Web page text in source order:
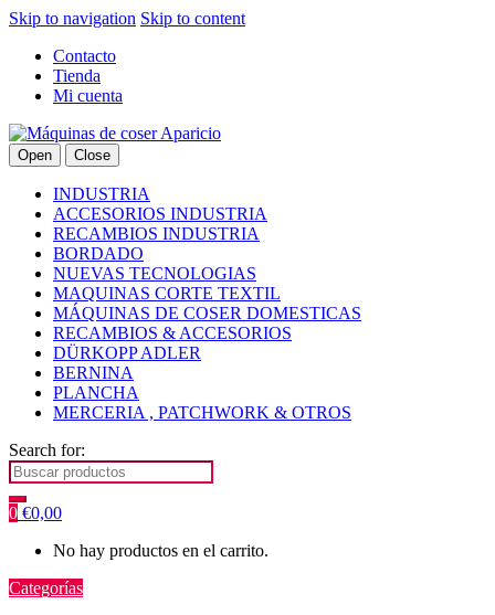
Skip to navigation Skip to content
Contacto
Tienda
Mi cuenta
Open Close
INDUSTRIA
ACCESORIOS INDUSTRIA
RECAMBIOS INDUSTRIA
BORDADO
NUEVAS TECNOLOGIAS
MAQUINAS CORTE TEXTIL
MÁQUINAS DE COSER DOMESTICAS
RECAMBIOS & ACCESORIOS
DÜRKOPP ADLER
BERNINA
PLANCHA
MERCERIA , PATCHWORK & OTROS
Search for:
0 €0,00
No hay productos en el carrito.
Categorías